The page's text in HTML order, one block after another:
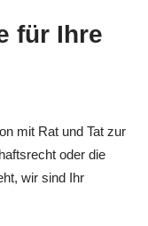
für Ihre
mit Rat und Tat zur
oder die
wir sind Ihr